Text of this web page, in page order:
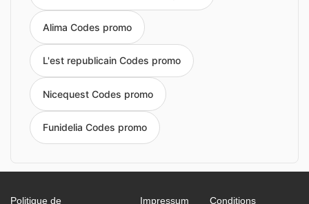
Alima Codes promo
L'est republicain Codes promo
Nicequest Codes promo
Funidelia Codes promo
Politique de Impressum Conditions